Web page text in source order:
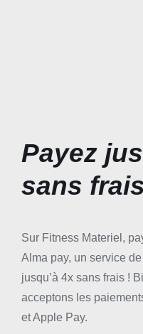
Payez
sans
Sur Fitness Materiel,
Alma pay, un service
jusqu’à 4x sans frais !
acceptons les
et Apple Pay.